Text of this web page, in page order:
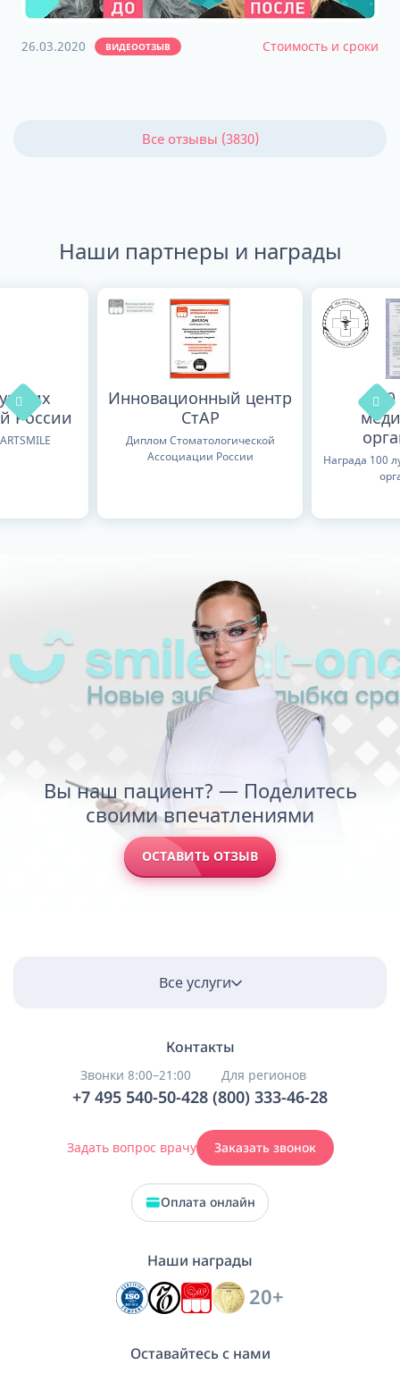
26.03.2020 ВИДЕООТЗЫВ Стоимость и сроки
Все отзывы (3830)
Наши партнеры и награды
России
Инновационный центр
СтАР
Диплом Стоматологической
Ассоциации России
Награда 100
Вы наш пациент? — Поделитесь
своими впечатлениями
ОСТАВИТЬ ОТЗЫВ
Все услуги
Контакты
Звонки 8:00–21:00
+7 495 540-50-42
Для регионов
8 (800) 333-46-28
Задать вопрос врачу Заказать звонок
Оплата онлайн
Наши награды
20+
Оставайтесь с нами